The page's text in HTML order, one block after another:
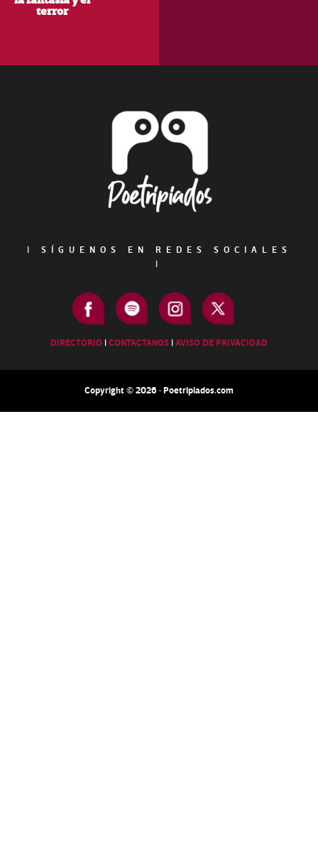
terror
|
SÍGUENOS EN REDES SOCIALES
|
DIRECTORIO |CONTACTANOS |AVISO DE PRIVACIDAD
Copyright © 2026 · Poetripiados.com